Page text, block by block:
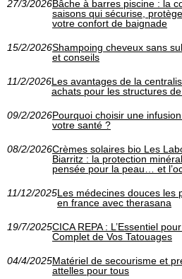
27/3/2026Bâche à barres piscine : la
saisons qui sécurise,
votre confort de baignade
15/2/2026Shampoing cheveux sans
et conseils
11/2/2026Les avantages de la
achats pour les structures
09/2/2026Pourquoi choisir une
votre santé ?
08/2/2026Crèmes solaires bio Les
Biarritz : la protection
pensée pour la peau… et
11/12/2025Les médecines douces les
en france avec therasana
19/7/2025CICA REPA : L’Essentiel
Complet de Vos Tatouages
04/4/2025Matériel de secourisme et
attelles pour tous